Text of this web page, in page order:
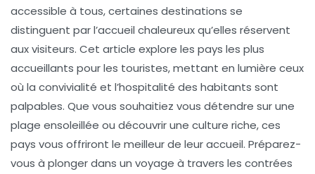
accessible à tous, certaines destinations se
distinguent par l’accueil chaleureux qu’elles réservent
aux visiteurs. Cet article explore les pays les plus
accueillants pour les touristes, mettant en lumière ceux
où la convivialité et l’hospitalité des habitants sont
palpables. Que vous souhaitiez vous détendre sur une
plage ensoleillée ou découvrir une culture riche, ces
pays vous offriront le meilleur de leur accueil. Préparez-
vous à plonger dans un voyage à travers les contrées